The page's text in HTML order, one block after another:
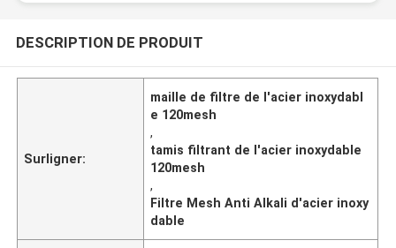
DESCRIPTION DE PRODUIT
Surligner:
maille de filtre de l'acier inoxydabl
e 120mesh
,
tamis filtrant de l'acier inoxydable
120mesh
,
Filtre Mesh Anti Alkali d'acier inoxy
dable